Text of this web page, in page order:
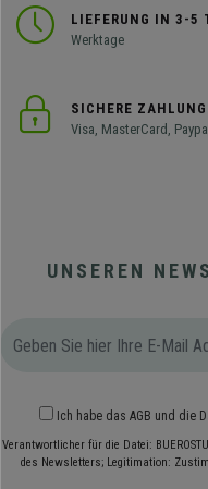
LIEFERUNG IN 3-5
Werktage
SICHERE ZAHLUNG
Visa, MasterCard, Paypal
UNSEREN
Ich habe das AGB und die
Verantwortlicher für die Datei:
des Newsletters; Legitimation: